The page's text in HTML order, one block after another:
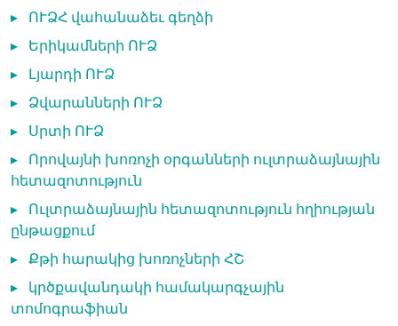
▸ ՈՒՁՀ վահանաձեւ գեղձի
▸ Երիկամների ՈՒՁ
▸ Լյարդի ՈՒՁ
▸ Ձվարանների ՈՒՁ
▸ Սրտի ՈՒՁ
▸ Որովայնի խոռոչի օրգանների ուլտրաձայնային
հետազոտություն
▸ Ուլտրաձայնային հետազոտություն հղիության
ընթացքում
▸ Քթի հարակից խոռոչների ՀՇ
▸ կրծքավանդակի համակարգչային
տոմոգրաֆիան